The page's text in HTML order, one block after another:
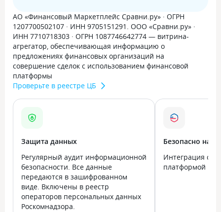
АО «Финансовый Маркетплейс Сравни.ру» · ОГРН
1207700502107 · ИНН 9705151291. ООО «Сравни.ру» ·
ИНН 7710718303 · ОГРН 1087746642774 — витрина-
агрегатор, обеспечивающая информацию о
предложениях финансовых организаций на
совершение сделок с использованием финансовой
платформы
Проверьте в реестре ЦБ
Защита данных
Регулярный аудит информационной
безопасности. Все данные
передаются в зашифрованном
виде. Включены в реестр
операторов персональных данных
Роскомнадзора.
Безопасно на
Интеграция с
платформой